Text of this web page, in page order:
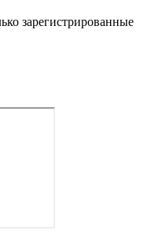
зарегистрированные